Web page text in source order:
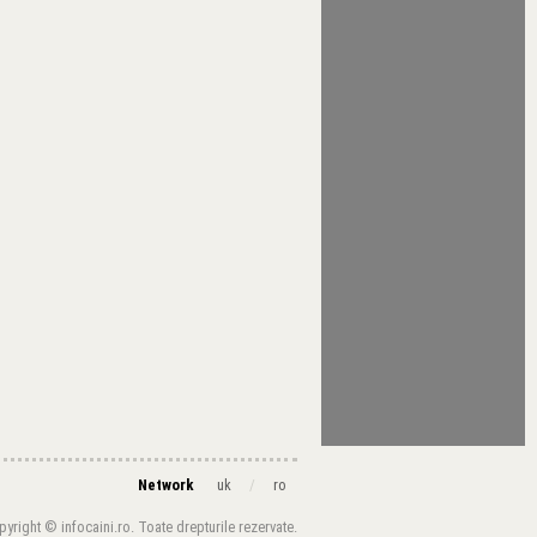
Network uk / ro
© infocaini.ro. Toate drepturile rezervate.